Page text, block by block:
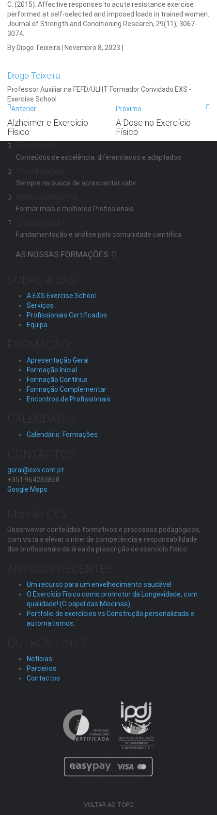
C. (2015). Affective responses to acute resistance exercise
performed at self-selected and imposed loads in trained women.
Journal of Strength and Conditioning Research, 29(11), 3067-
3074.
By Diogo Teixeira
Novembro 8, 2023
Diogo Teixeira
Professor Auxiliar na FEFD/ULHT Formador Convidado EXS -
Exercise School
Anterior
Alzheimer e Exercício
Físico
Próximo
A Dose no Exercício
Físico
Conteúdos de excelência, diferenciados e adaptados
Sempre na busca de acrescentar valor
Formar mais e melhores Profissionais
Fundamentação e análise pela comunidade científica
AS NOSSAS FORMAÇÕES
A EXS Exercise School
Serviços
Profissionais Certificados
Equipa
Apresentação Geral
Formação Inicial
Formação Contínua
Formação Complementar
Encontros de Profissionais
Calendário: Formações
geral@exs.com.pt
+351 964283858
Google Maps
Desenvolver conteúdos formativos e processos pedagógicos,
com vista a elevar o nível de competência e responsabilidade
dos profissionais da área da prescrição de exercício físico.
Um recurso para um envelhecimento saudável
O Exercício Físico como promotor da Longevidade, com
qualidade! (O papel das Miocinas)
Portfolio de exercícios vs Construção personalizada e
automatismos.
Notícias
Parceiros
Contactos
VOLTAR AO TOPO